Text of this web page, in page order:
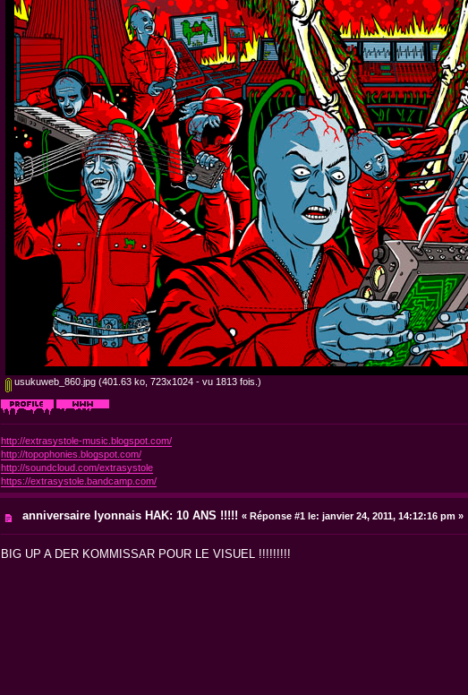
usukuweb_860.jpg(401.63 ko, 723x1024 - vu 1813 fois.)
http://extrasystole-music.blogspot.com/
http://topophonies.blogspot.com/
http://soundcloud.com/extrasystole
https://extrasystole.bandcamp.com/
anniversaire lyonnais HAK: 10 ANS !!!!! « Réponse #1 le: janvier 24, 2011, 14:12:16 pm »
BIG UP A DER KOMMISSAR POUR LE VISUEL !!!!!!!!!